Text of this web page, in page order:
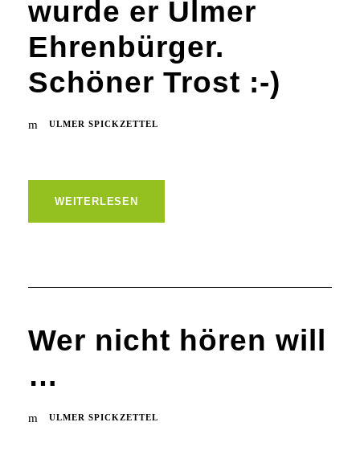
wurde er Ulmer
Ehrenbürger.
Schöner Trost :-)
ULMER SPICKZETTEL
WEITERLESEN
Wer nicht hören will
…
ULMER SPICKZETTEL